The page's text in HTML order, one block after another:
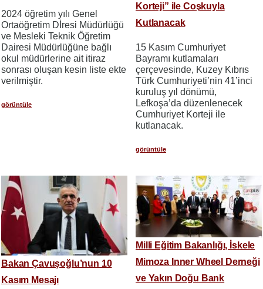
2024 öğretim yılı Genel
Ortaöğretim Dİresi Müdürlüğü
ve Mesleki Teknik Öğretim
Dairesi Müdürlüğüne bağlı
okul müdürlerine ait itiraz
sonrası oluşan kesin liste ekte
verilmiştir.
görüntüle
Korteji” ile Coşkuyla
Kutlanacak
15 Kasım Cumhuriyet
Bayramı kutlamaları
çerçevesinde, Kuzey Kıbrıs
Türk Cumhuriyeti’nin 41’inci
kuruluş yıl dönümü,
Lefkoşa’da düzenlenecek
Cumhuriyet Korteji ile
kutlanacak.
görüntüle
Bakan Çavuşoğlu’nun 10
Kasım Mesajı
Milli Eğitim Bakanlığı, İskele
Mimoza Inner Wheel Derneği
ve Yakın Doğu Bank